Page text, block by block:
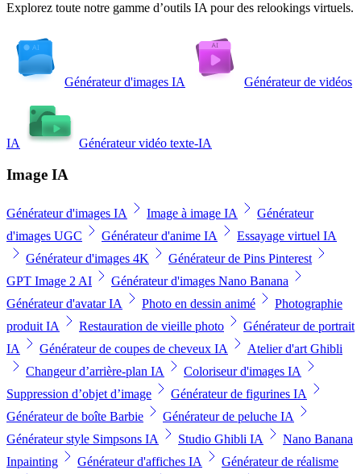
Explorez toute notre gamme d’outils IA pour des relookings virtuels.
Générateur d'images IA Générateur de vidéos
IA Générateur vidéo texte-IA
Image IA
Générateur d'images IA Image à image IA
Générateur
d'images UGC
Générateur d'anime IA
Essayage virtuel IA
Générateur d'images 4K
Générateur de Pins Pinterest
GPT Image 2 AI
Générateur d'images Nano Banana
Générateur d'avatar IA
Photo en dessin animé
Photographie
produit IA
Restauration de vieille photo
Générateur de portrait
IA
Générateur de coupes de cheveux IA
Atelier d'art Ghibli
Changeur d’arrière-plan IA
Coloriseur d'images IA
Suppression d’objet d’image
Générateur de figurines IA
Générateur de boîte Barbie
Générateur de peluche IA
Générateur style Simpsons IA
Studio Ghibli IA
Nano Banana
Inpainting
Générateur d'affiches IA Générateur de réalisme